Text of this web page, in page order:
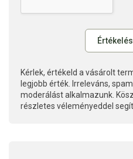
Kérlek, értékeld a vásárolt
legjobb érték. Irreleváns,
moderálást alkalmazunk.
részletes véleményeddel